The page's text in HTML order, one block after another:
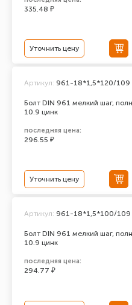
335.48 ₽
Уточнить цену
Болт DIN 961 мелкий шаг,
10.9 цинк
Артикул: 961-18*1,5*120/109
последняя цена:
296.55 ₽
Уточнить цену
Болт DIN 961 мелкий шаг,
10.9 цинк
Артикул: 961-18*1,5*100/109
последняя цена:
294.77 ₽